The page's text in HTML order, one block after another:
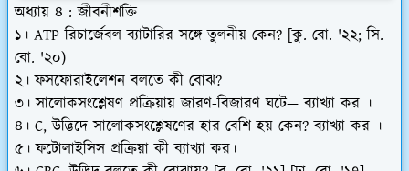
অধ্যায় ৪ : জীবনীশক্তি
১। ATP রিচার্জেবল ব্যাটারির সঙ্গে তুলনীয় কেন? [কু. বো. '২২; সি.
বো. '২০)
২। ফসফোরাইলেশন বলতে কী বোঝ?
৩। সালোকসংশ্লেষণ প্রক্রিয়ায় জারণ-বিজারণ ঘটে— ব্যাখ্যা কর ।
৪। C, উদ্ভিদে সালোকসংশ্লেষণের হার বেশি হয় কেন? ব্যাখ্যা কর ।
৫। ফটোলাইসিস প্রক্রিয়া কী ব্যাখ্যা কর।